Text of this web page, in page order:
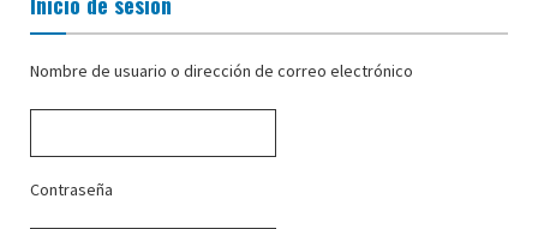
Nombre de usuario o dirección de correo electrónico
Contraseña